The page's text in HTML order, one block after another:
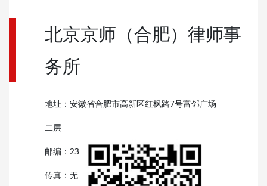
北京京师（合肥）律师事
务所
地址：安徽省合肥市高新区红枫路7号富邻广场
二层
邮编：230000
传真：无